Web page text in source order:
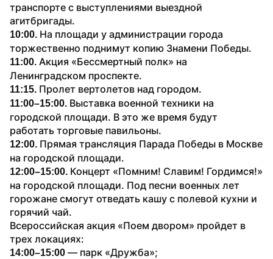
транспорте с выступлениями выездной
агитбригады.
10:00. На площади у администрации города
торжественно поднимут копию Знамени Победы.
11:00. Акция «Бессмертный полк» на
Ленинградском проспекте.
11:15. Пролет вертолетов над городом.
11:00–15:00. Выставка военной техники на
городской площади. В это же время будут
работать торговые павильоны.
12:00. Прямая трансляция Парада Победы в Москве
на городской площади.
12:00–15:00. Концерт «Помним! Славим! Гордимся!»
на городской площади. Под песни военных лет
горожане смогут отведать кашу с полевой кухни и
горячий чай.
Всероссийская акция «Поем двором» пройдет в
трех локациях:
14:00–15:00 — парк «Дружба»;